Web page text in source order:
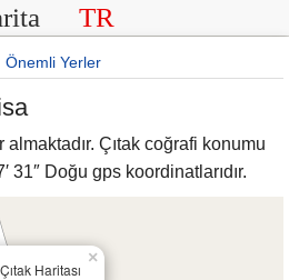
TR
Önemli Yerler
Çıtak coğrafi konumu
31″ Doğu gps koordinatlarıdır.
Çıtak Haritası
×